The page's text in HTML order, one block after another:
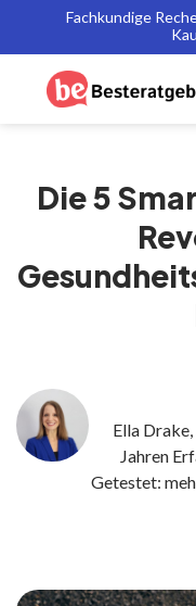
Fachkundige
Die 5
Ella
Jahren
Getestet: